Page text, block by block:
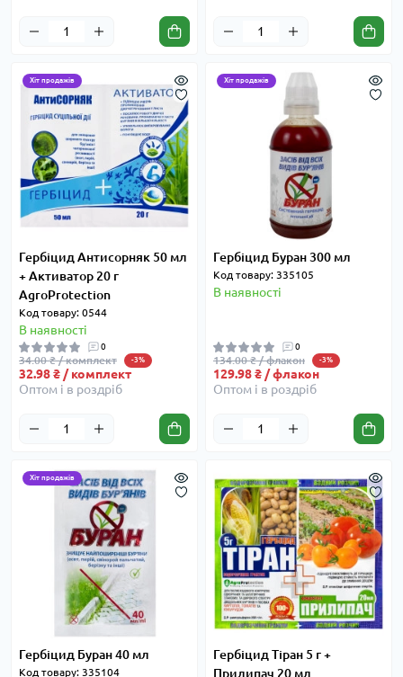
Хіт продажів
Гербіцид Антисорняк 50 мл
+ Активатор 20 г
AgroProtection
Код товару: 0544
В наявності
0
34.00 ₴ / комплект -3%
32.98 ₴ / комплект
Оптом і в роздріб
Хіт продажів
Гербіцид Буран 300 мл
Код товару: 335105
В наявності
0
134.00 ₴ / флакон -3%
129.98 ₴ / флакон
Оптом і в роздріб
Хіт продажів
Гербіцид Буран 40 мл
Код товару: 335104
Гербіцид Тіран 5 г +
Прилипач 20 мл